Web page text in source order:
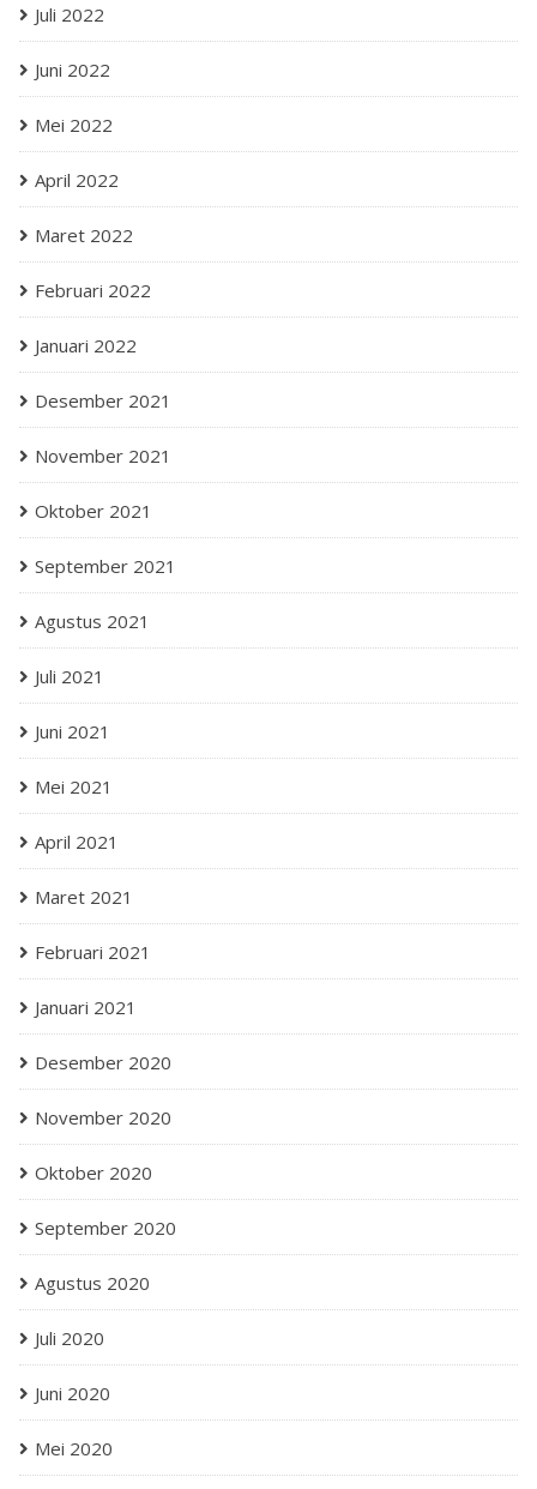
Juli 2022
Juni 2022
Mei 2022
April 2022
Maret 2022
Februari 2022
Januari 2022
Desember 2021
November 2021
Oktober 2021
September 2021
Agustus 2021
Juli 2021
Juni 2021
Mei 2021
April 2021
Maret 2021
Februari 2021
Januari 2021
Desember 2020
November 2020
Oktober 2020
September 2020
Agustus 2020
Juli 2020
Juni 2020
Mei 2020